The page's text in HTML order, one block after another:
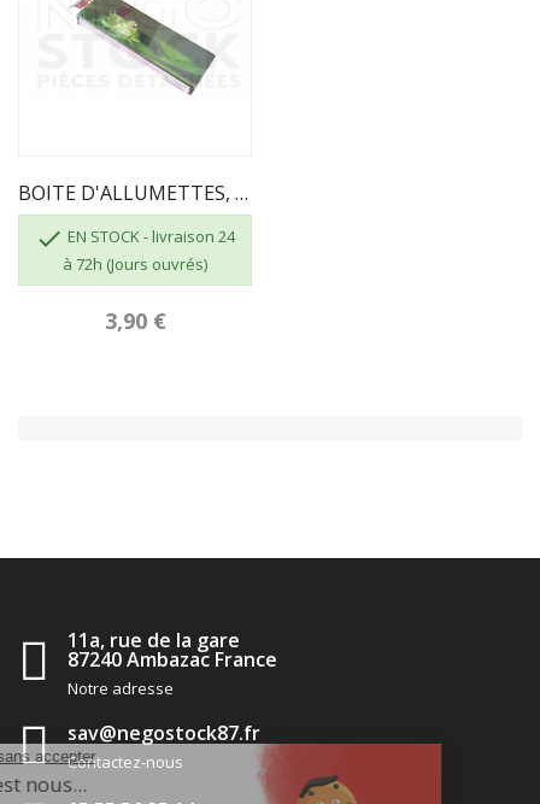
BOITE D'ALLUMETTES, 55 Pcs, Longueur 195mm
 EN STOCK - livraison 24
à 72h (Jours ouvrés)
3,90 €
11a, rue de la gare
87240 Ambazac France
Notre adresse
sav@negostock87.fr
Contactez-nous